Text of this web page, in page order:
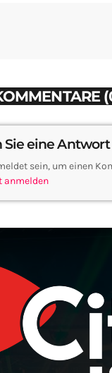
Sie eine Antwort
sein, um einen
anmelden